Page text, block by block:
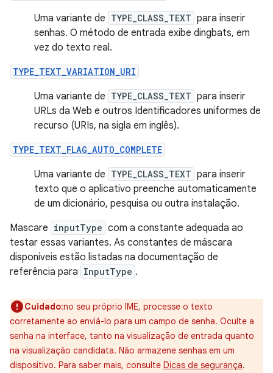
Uma variante de TYPE_CLASS_TEXT para inserir
senhas. O método de entrada exibe dingbats, em
vez do texto real.
TYPE_TEXT_VARIATION_URI
Uma variante de TYPE_CLASS_TEXT para inserir
URLs da Web e outros Identificadores uniformes de
recurso (URIs, na sigla em inglês).
TYPE_TEXT_FLAG_AUTO_COMPLETE
Uma variante de TYPE_CLASS_TEXT para inserir
texto que o aplicativo preenche automaticamente
de um dicionário, pesquisa ou outra instalação.
Mascare inputType com a constante adequada ao
testar essas variantes. As constantes de máscara
disponíveis estão listadas na documentação de
referência para InputType .
Cuidado:no seu próprio IME, processe o texto
corretamente ao enviá-lo para um campo de senha. Oculte a
senha na interface, tanto na visualização de entrada quanto
na visualização candidata. Não armazene senhas em um
dispositivo. Para saber mais, consulte Dicas de segurança.